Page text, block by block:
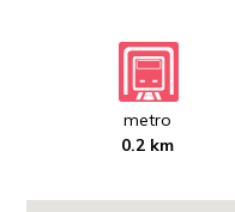
metro
0.2 km